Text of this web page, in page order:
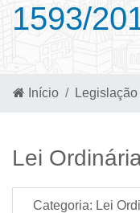
1593/
Início Legislação
Lei
Categoria: Lei